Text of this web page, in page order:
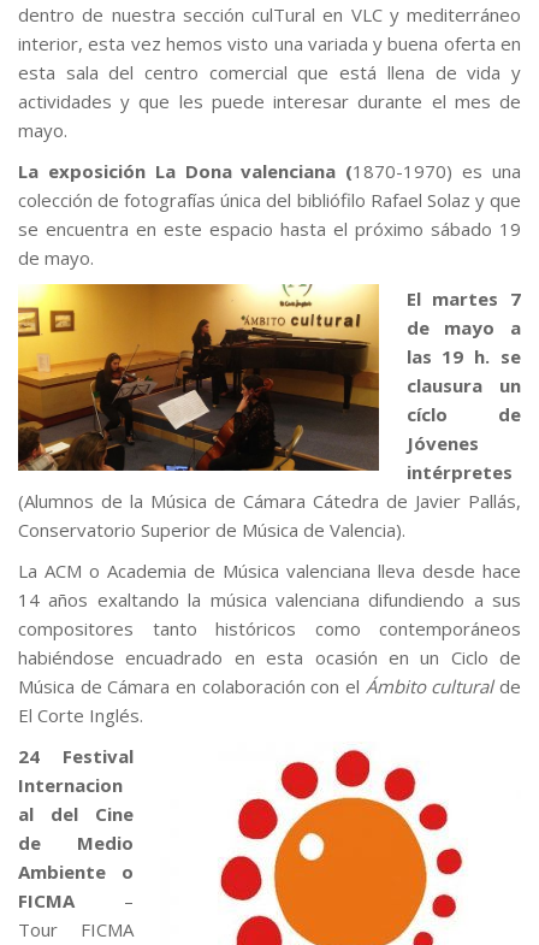
dentro de nuestra sección culTural en VLC y mediterráneo
interior, esta vez hemos visto una variada y buena oferta en
esta sala del centro comercial que está llena de vida y
actividades y que les puede interesar durante el mes de
mayo.
La exposición La Dona valenciana (1870-1970) es una
colección de fotografías única del bibliófilo Rafael Solaz y que
se encuentra en este espacio hasta el próximo sábado 19
de mayo.
El martes 7
de mayo a
las 19 h. se
clausura un
cíclo de
Jóvenes
intérpretes
(Alumnos de la Música de Cámara Cátedra de Javier Pallás,
Conservatorio Superior de Música de Valencia).
La ACM o Academia de Música valenciana lleva desde hace
14 años exaltando la música valenciana difundiendo a sus
compositores tanto históricos como contemporáneos
habiéndose encuadrado en esta ocasión en un Ciclo de
Música de Cámara en colaboración con el Ámbito culturalde
El Corte Inglés.
24 Festival
Internacion
al del Cine
de Medio
Ambiente o
FICMA–
Tour FICMA